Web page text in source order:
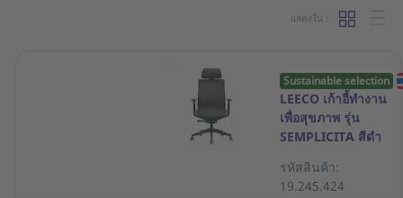
แสดงใน :
Sustainable selection
LEECO เก้าอี้ทำงาน
เพื่อสุขภาพ รุ่น
SEMPLICITA สีดำ
รหัสสินค้า:
19.245.424